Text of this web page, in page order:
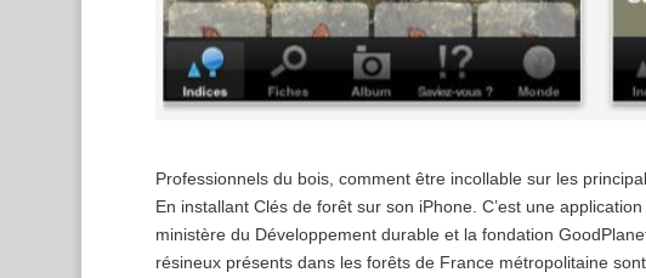
Professionnels du bois, comment être incollable sur les
En installant Clés de forêt sur son iPhone. C’est une
ministère du Développement durable et la fondation
résineux présents dans les forêts de France métropolitaine